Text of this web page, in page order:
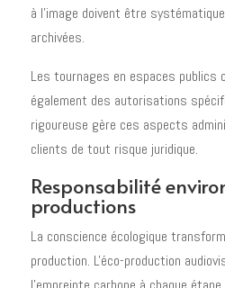
à l'image doivent être
archivées.
Les tournages en espaces publics
également des autorisations
rigoureuse gère ces aspects
clients de tout risque juridique.
Responsabilité
productions
La conscience écologique
production. L'éco-production